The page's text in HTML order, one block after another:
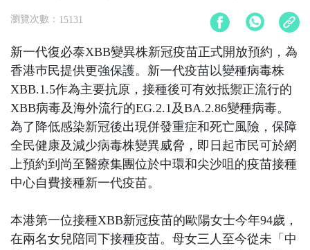
瀏覽次數： 15131
新一代復必泰XBB變異株新冠疫苗正式開放預約，為
香港巿民提供更強保護。新一代疫苗以變種病毒株
XBB.1.5作為主要抗原，接種後可有效抵禦正流行的
XBB病毒及海外流行的EG.2.1及BA.2.86變種病毒。
為了降低感染新冠後出現併發重症和死亡風險，保障
全民健康及減少病毒株變異威脅，即日起市民可於網
上預約到尚至醫療集團位於中環和尖沙咀的疫苗接種
中心自費接種新一代疫苗。
本港第一位接種XBB新冠疫苗的歐陽女士今年94歲，
在兩名女兒陪同下接種疫苗。母女三人至今從未「中